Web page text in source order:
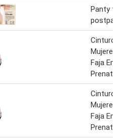
Panty
Cinturon
Mujeres
Faja
Prenatal
Cinturon
Mujeres
Faja
Prenatal